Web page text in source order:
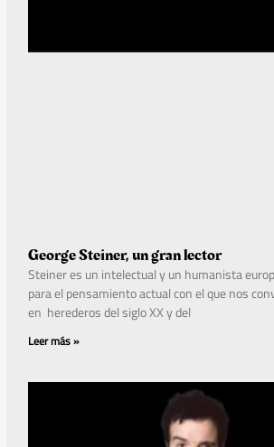
George Steiner, un gran lector
Steiner es un intelectual y un humanista
para el pensamiento actual con el que nos
en herederos del siglo XX y del
Leer más »